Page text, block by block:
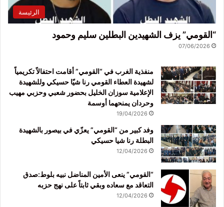
الرئيسة
“القومي” يزف الشهيدين البطلين سليم وحمود
07/06/2026
منفذية الغرب في “القومي” أقامت احتفالاً تكريمياً
لشهيدة العطاء القومي رنا شيّا حسيكي وللشهيدة
الإعلامية سوزان الخليل بحضور شعبي وحزبي مهيب
وحردان يمنحهما أوسمة
19/04/2026
وفد كبير من “القومي” يعزّي في بيصور بالشهيدة
البطلة رنا شيا حسيكي
12/04/2026
“القومي” ينعى الأمين المناضل نبيه بلوط:صدق
التعاقد مع سعاده وبقي ثابتاً على نهج حزبه
12/04/2026